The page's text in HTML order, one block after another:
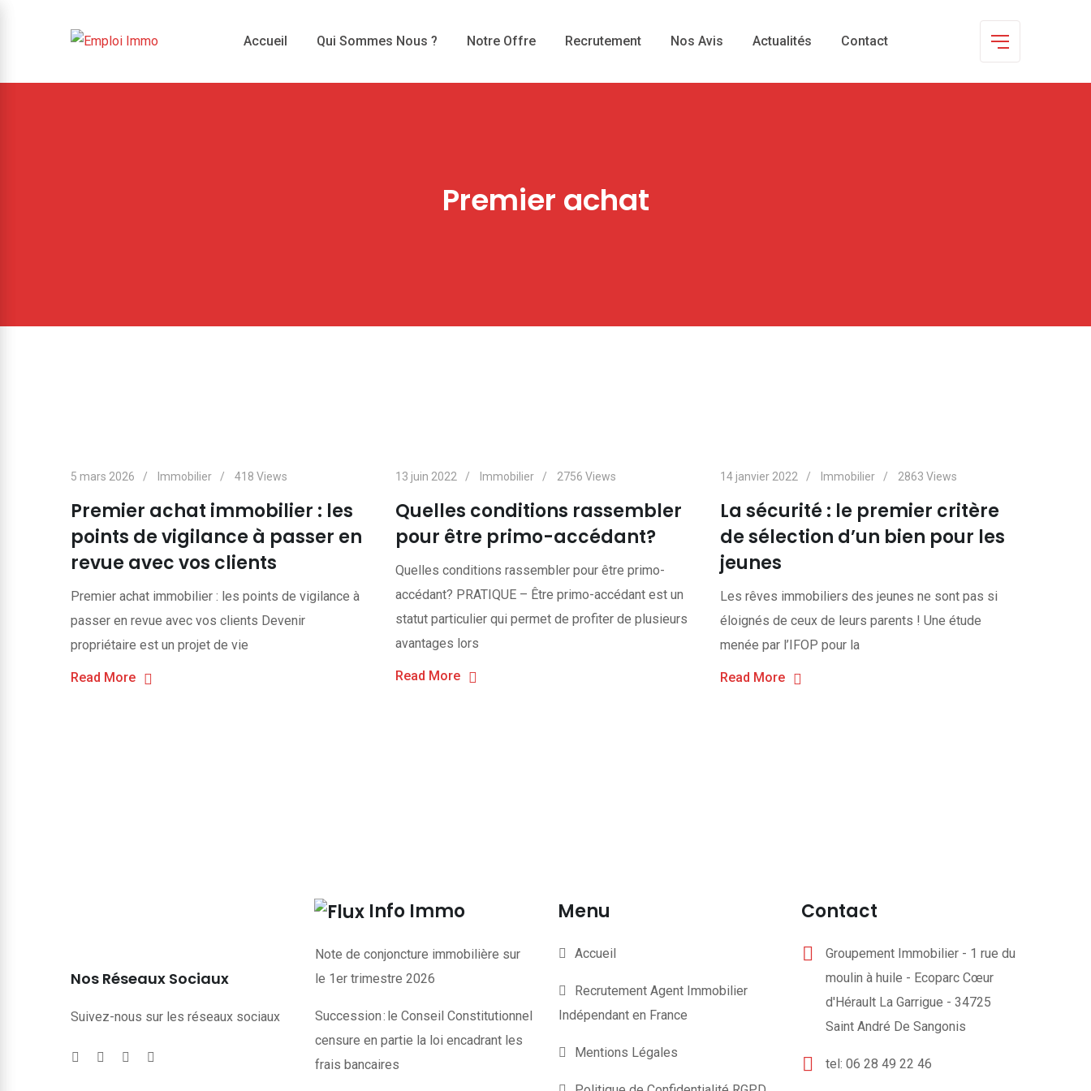
Accueil Qui Sommes Nous ? Notre Offre Recrutement Nos Avis Actualités Contact
Premier achat
5 mars 2026 Immobilier 418 Views
Premier achat immobilier : les
points de vigilance à passer en
revue avec vos clients
Premier achat immobilier : les points de vigilance à
passer en revue avec vos clients Devenir
propriétaire est un projet de vie
Read More
13 juin 2022 Immobilier 2756 Views
Quelles conditions rassembler
pour être primo-accédant?
Quelles conditions rassembler pour être primo-
accédant? PRATIQUE – Être primo-accédant est un
statut particulier qui permet de profiter de plusieurs
avantages lors
Read More
14 janvier 2022 Immobilier 2863 Views
La sécurité : le premier critère
de sélection d’un bien pour les
jeunes
Les rêves immobiliers des jeunes ne sont pas si
éloignés de ceux de leurs parents ! Une étude
menée par l’IFOP pour la
Read More
Nos Réseaux Sociaux
Suivez-nous sur les réseaux sociaux
Info Immo
Note de conjoncture immobilière sur
le 1er trimestre 2026
Succession : le Conseil Constitutionnel
censure en partie la loi encadrant les
frais bancaires
Menu
Accueil
Recrutement Agent Immobilier
Indépendant en France
Mentions Légales
Contact
Groupement Immobilier - 1 rue du
moulin à huile - Ecoparc Cœur
d'Hérault La Garrigue - 34725
Saint André De Sangonis
tel: 06 28 49 22 46